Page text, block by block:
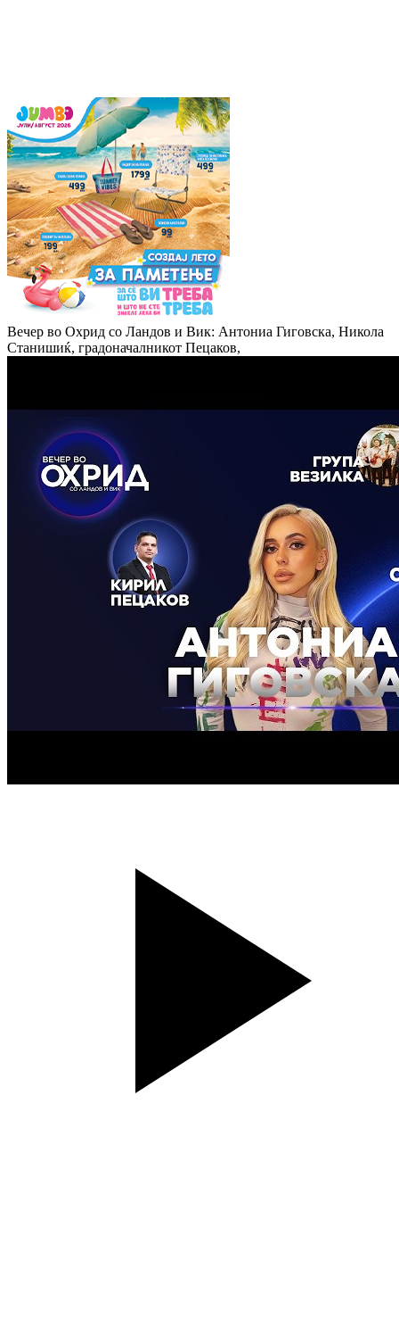
Вечер во Охрид со Ландов и Вик: Антониа Гиговска, Никола
Станишиќ, градоначалникот Пецаков,